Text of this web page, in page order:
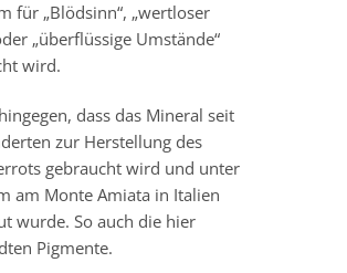
für „Blödsinn“, „wertloser
„überflüssige Umstände“
wird.
dass das Mineral seit
zur Herstellung des
gebraucht wird und unter
am Monte Amiata in Italien
wurde. So auch die hier
Pigmente.